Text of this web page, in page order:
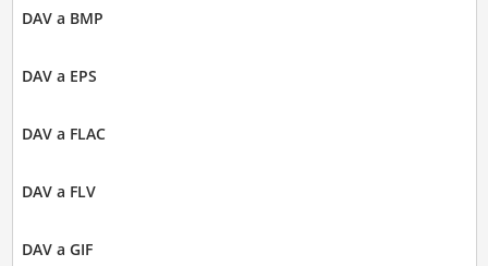
DAV a BMP
DAV a EPS
DAV a FLAC
DAV a FLV
DAV a GIF